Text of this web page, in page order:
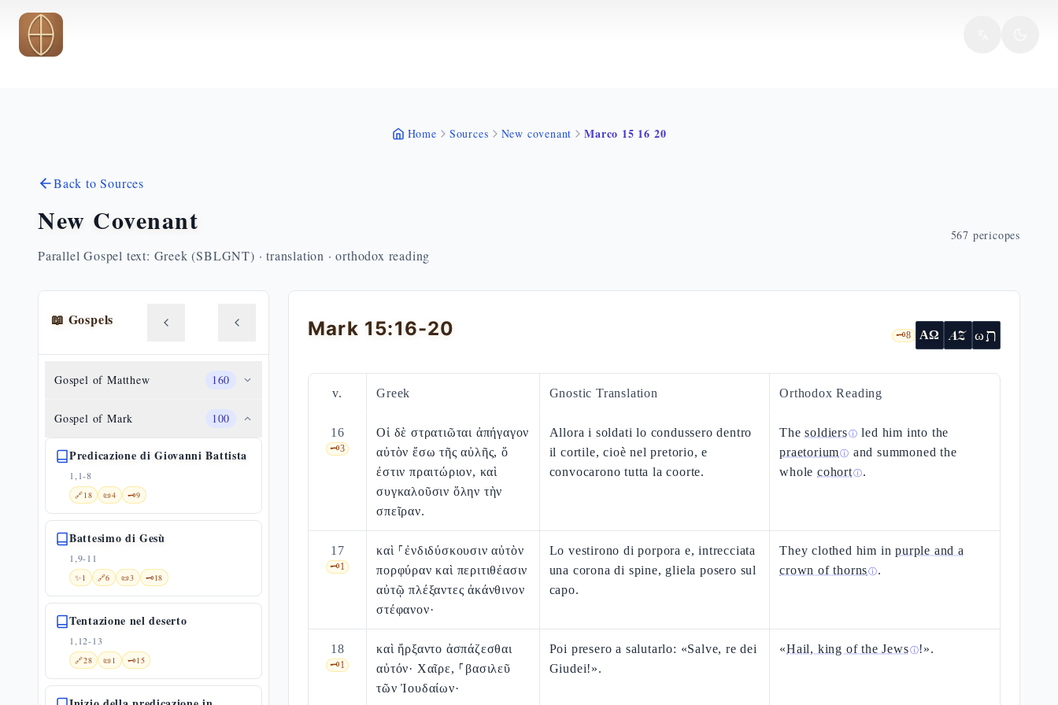
Skip to main content
Home Sources New covenant Marco 15 16 20
Back to Sources
New Covenant
Parallel Gospel text: Greek (SBLGNT) · translation · orthodox reading
567 pericopes
📖 Gospels
Gospel of Matthew 160
Gospel of Mark 100
Predicazione di Giovanni Battista
1,1-8
🔗18 📜4 🗝️9
Battesimo di Gesù
1,9-11
✨1 🔗6 📜3 🗝️18
Tentazione nel deserto
1,12-13
🔗28 📜1 🗝️15
Mark 15:16-20 🗝️8 ΑΩ AZ ωת
v. Greek Gnostic Translation Orthodox Reading
16
🗝️3
Οἱ δὲ στρατιῶται ἀπήγαγον
αὐτὸν ἔσω τῆς αὐλῆς, ὅ
ἐστιν πραιτώριον, καὶ
συγκαλοῦσιν ὅλην τὴν
σπεῖραν.
Allora i soldati lo condussero dentro
il cortile, cioè nel pretorio, e
convocarono tutta la coorte.
Thesoldiersⓘ led him into the
praetoriumⓘ and summoned the
wholecohortⓘ.
17
🗝️1
καὶ ⸀ἐνδιδύσκουσιν αὐτὸν
πορφύραν καὶ περιτιθέασιν
αὐτῷ πλέξαντες ἀκάνθινον
στέφανον·
Lo vestirono di porpora e, intrecciata
una corona di spine, gliela posero sul
capo.
They clothed him inpurple and a
crown of thornsⓘ.
18
🗝️1
καὶ ἤρξαντο ἀσπάζεσθαι
αὐτόν· Χαῖρε, ⸀βασιλεῦ
τῶν Ἰουδαίων·
Poi presero a salutarlo: «Salve, re dei
Giudei!».
«Hail, king of the Jewsⓘ!».